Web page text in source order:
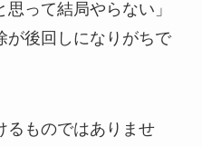
って結局やらない」
が後回しになりがちで
るものではありませ